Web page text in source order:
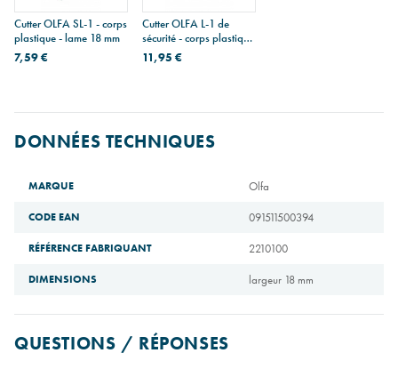
Cutter OLFA SL-1 - corps
plastique - lame 18 mm
7,59 €
Cutter OLFA L-1 de
sécurité - corps plastique
avec renfort métal - lame
18 mm
11,95 €
DONNÉES TECHNIQUES
MARQUE Olfa
CODE EAN 091511500394
RÉFÉRENCE FABRIQUANT 2210100
DIMENSIONS largeur 18 mm
QUESTIONS / RÉPONSES